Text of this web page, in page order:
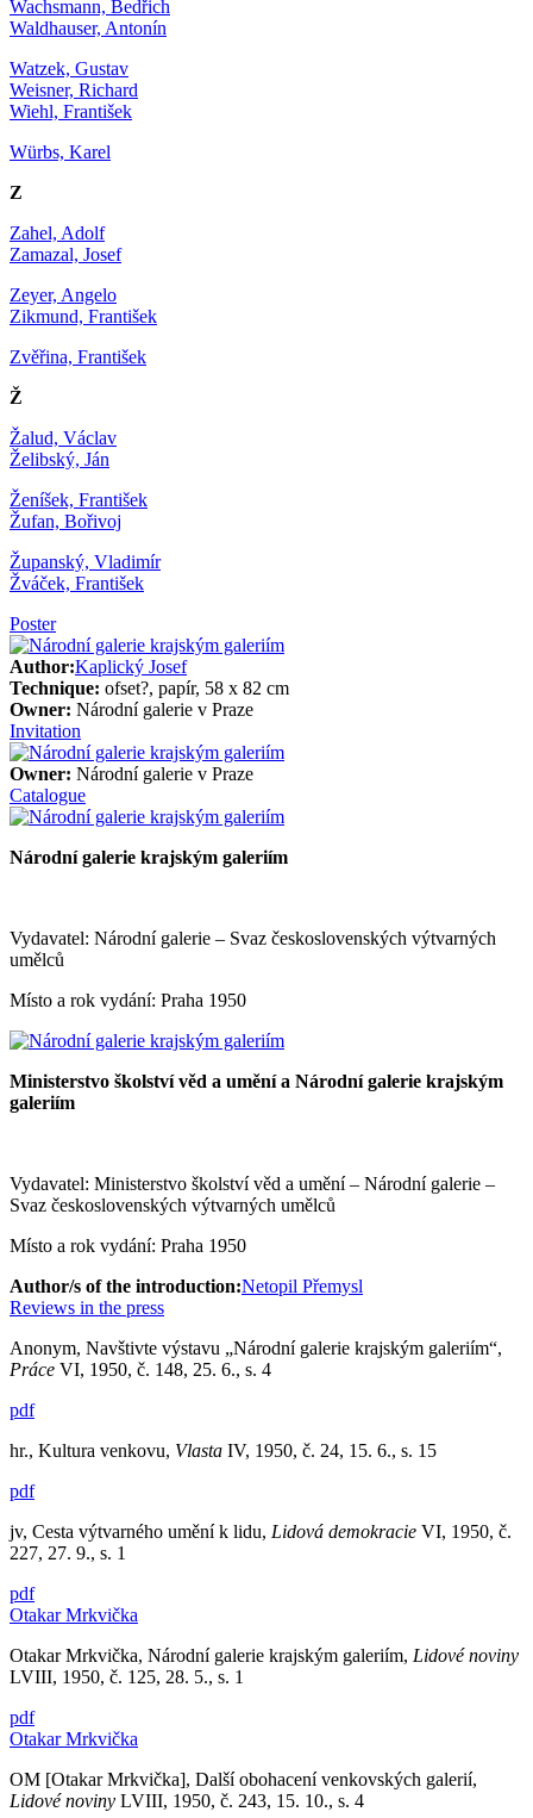
Wachsmann, Bedřich
Waldhauser, Antonín
Watzek, Gustav
Weisner, Richard
Wiehl, František
Würbs, Karel
Z
Zahel, Adolf
Zamazal, Josef
Zeyer, Angelo
Zikmund, František
Zvěřina, František
Ž
Žalud, Václav
Želibský, Ján
Ženíšek, František
Žufan, Bořivoj
Županský, Vladimír
Žváček, František
Poster
Author:Kaplický Josef
Technique: ofset?, papír, 58 x 82 cm
Owner: Národní galerie v Praze
Invitation
Owner: Národní galerie v Praze
Catalogue
Národní galerie krajským galeriím
Vydavatel: Národní galerie – Svaz československých výtvarných
umělců
Místo a rok vydání: Praha 1950
Ministerstvo školství věd a umění a Národní galerie krajským
galeriím
Vydavatel: Ministerstvo školství věd a umění – Národní galerie –
Svaz československých výtvarných umělců
Místo a rok vydání: Praha 1950
Author/s of the introduction:Netopil Přemysl
Reviews in the press
Anonym, Navštivte výstavu „Národní galerie krajským galeriím“,
Práce VI, 1950, č. 148, 25. 6., s. 4
pdf
hr., Kultura venkovu, Vlasta IV, 1950, č. 24, 15. 6., s. 15
pdf
jv, Cesta výtvarného umění k lidu, Lidová demokracie VI, 1950, č.
227, 27. 9., s. 1
pdf
Otakar Mrkvička
Otakar Mrkvička, Národní galerie krajským galeriím, Lidové noviny
LVIII, 1950, č. 125, 28. 5., s. 1
pdf
Otakar Mrkvička
OM [Otakar Mrkvička], Další obohacení venkovských galerií,
Lidové noviny LVIII, 1950, č. 243, 15. 10., s. 4